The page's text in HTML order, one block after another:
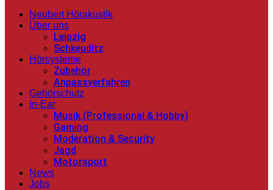
Neubert Hörakustik
Über uns
Leipzig
Schkeuditz
Hörsysteme
Zubehör
Anpassverfahren
Gehörschutz
In-Ear
Musik (Professional & Hobby)
Gaming
Moderation & Security
Jagd
Motorsport
News
Jobs